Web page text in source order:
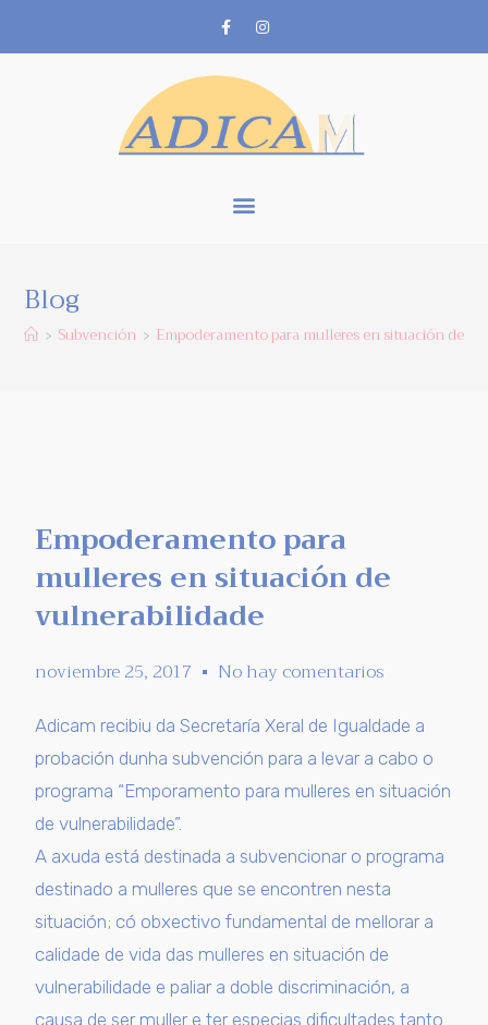
Blog
> Subvención > Empoderamento para mulleres en situación de
Empoderamento para
mulleres en situación de
vulnerabilidade
noviembre 25, 2017 No hay comentarios
Adicam recibiu da Secretaría Xeral de Igualdade a
probación dunha subvención para a levar a cabo o
programa “Emporamento para mulleres en situación
de vulnerabilidade”.
A axuda está destinada a subvencionar o programa
destinado a mulleres que se encontren nesta
situación; có obxectivo fundamental de mellorar a
calidade de vida das mulleres en situación de
vulnerabilidade e paliar a doble discriminación, a
causa de ser muller e ter especias dificultades tanto